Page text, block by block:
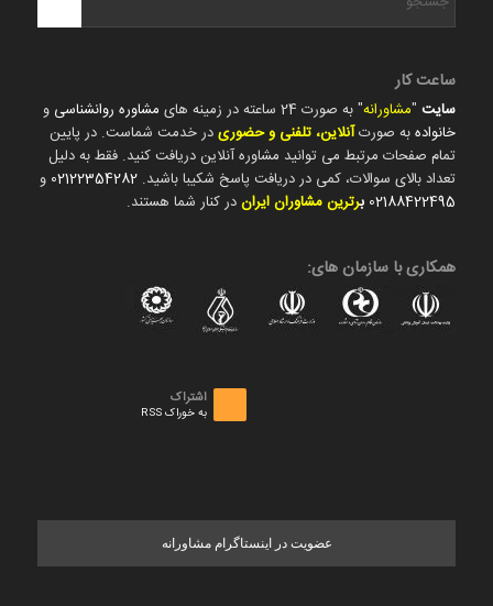
ساعت کار
سایت"مشاورانه" به صورت 24 ساعته در زمینه های مشاوره روانشناسی و
خانوادهبه صورتآنلاین، تلفنی و حضوریدر خدمت شماست. در پایین
تمام صفحات مرتبط می توانید مشاوره آنلاین دریافت کنید. فقط به دلیل
تعداد بالای سوالات، کمی در دریافت پاسخ شکیبا باشید. 02122354282 و
02188422495 برترین مشاوران ایراندر کنار شما هستند.
همکاری با سازمان های:
اشتراک
به خوراک RSS
عضویت در اینستاگرام مشاورانه